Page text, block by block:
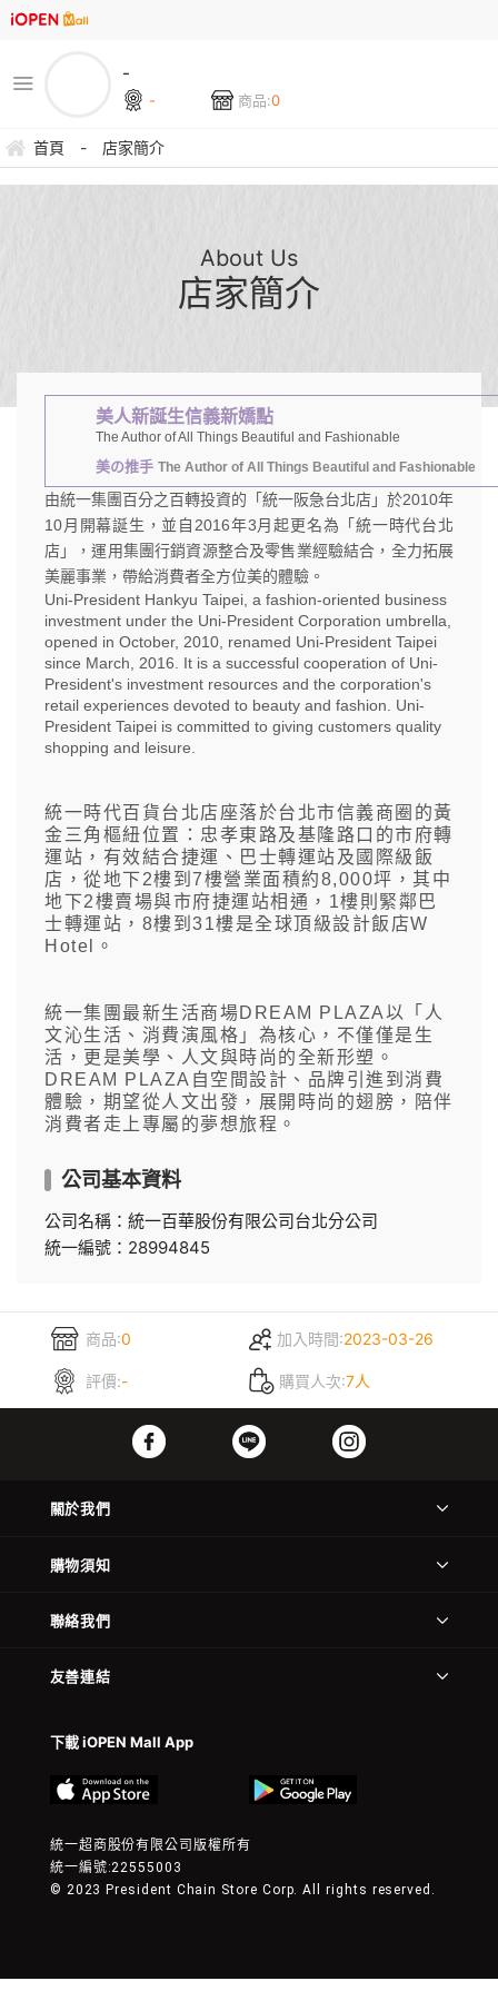
-
- 商品:0
首頁 - 店家簡介
About Us
店家簡介
美人新誕生信義新嬌點
The Author of All Things Beautiful and Fashionable
美の推手The Author of All Things Beautiful and Fashionable
由統一集團百分之百轉投資的「統一阪急台北店」於2010年
10月開幕誕生，並自2016年3月起更名為「統一時代台北
店」，運用集團行銷資源整合及零售業經驗結合，全力拓展
美麗事業，帶給消費者全方位美的體驗。
Uni-President Hankyu Taipei, a fashion-oriented business
investment under the Uni-President Corporation umbrella,
opened in October, 2010, renamed Uni-President Taipei
since March, 2016. It is a successful cooperation of Uni-
President's investment resources and the corporation's
retail experiences devoted to beauty and fashion. Uni-
President Taipei is committed to giving customers quality
shopping and leisure.
統一時代百貨台北店座落於台北市信義商圈的黃
金三角樞紐位置：忠孝東路及基隆路口的市府轉
運站，有效結合捷運、巴士轉運站及國際級飯
店，從地下2樓到7樓營業面積約8,000坪，其中
地下2樓賣場與市府捷運站相通，1樓則緊鄰巴
士轉運站，8樓到31樓是全球頂級設計飯店W
Hotel。
統一集團最新生活商場DREAM PLAZA以「人
文沁生活、消費演風格」為核心，不僅僅是生
活，更是美學、人文與時尚的全新形塑。
DREAM PLAZA自空間設計、品牌引進到消費
體驗，期望從人文出發，展開時尚的翅膀，陪伴
消費者走上專屬的夢想旅程。
公司基本資料
公司名稱：統一百華股份有限公司台北分公司
統一編號：28994845
商品:0 加入時間:2023-03-26
評價:- 購買人次:7人
關於我們
購物須知
聯絡我們
友善連結
下載 iOPEN Mall App
統一超商股份有限公司版權所有
統一編號:22555003
© 2023 President Chain Store Corp. All rights reserved.